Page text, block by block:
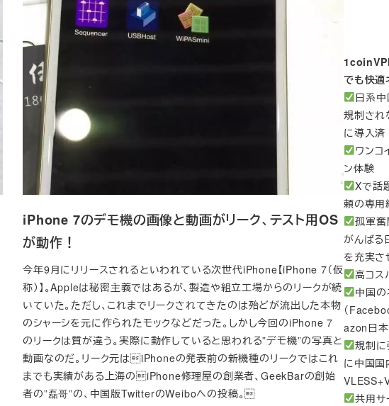
iPhone 7のデモ機の画像と動画がリーク、テスト用OS
が動作！
今年9月にリリースされるといわれている次世代iPhone【iPhone 7（仮
称）】。Appleは秘密主義ではあるが、製造や組立工場からのリークが続
いていた。ただし、これまでリークされてきたのは殆どが流出した本物
のシャーシを元に作られたモックなどだった。しかし今回のiPhone 7
のリークは質が違う。実際に動作していると思われる”デモ機”の写真と
動画なのだ。リーク元はiPhoneの発表前の新機種のリークではこれ
までも実績がある上海のiPhone修理屋の創業者、GeekBarの創始
者の”磊哥”の、中国版TwitterのWeiboへの投稿。
でも快適
日系中
規制され
に導入済
ワンコ
ン体験
Xで話
頼の専用
孤軍奮
がんばる
を充実さ
高コ
中国の
（
azon日
規制に
に中国国
共用サ